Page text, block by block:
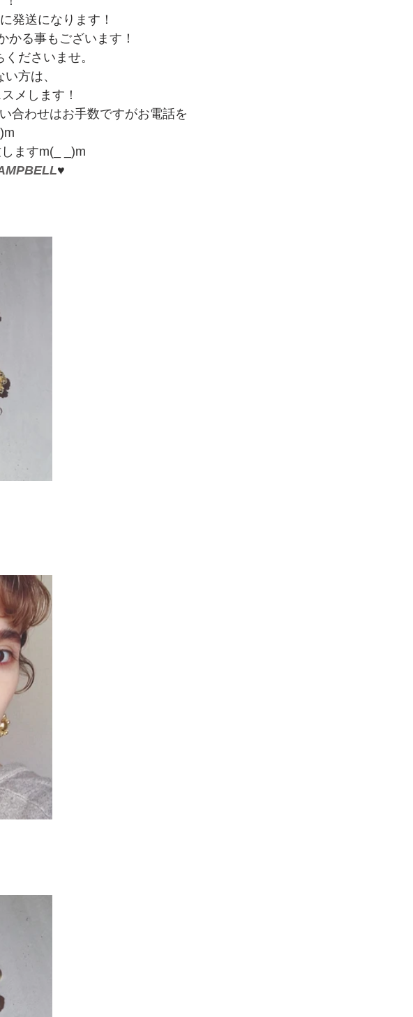
発送になります！
かる事もございます！
ださいませ。
方は、
メします！
合わせはお手数ですがお電話を
ますm(_ _)m
♥